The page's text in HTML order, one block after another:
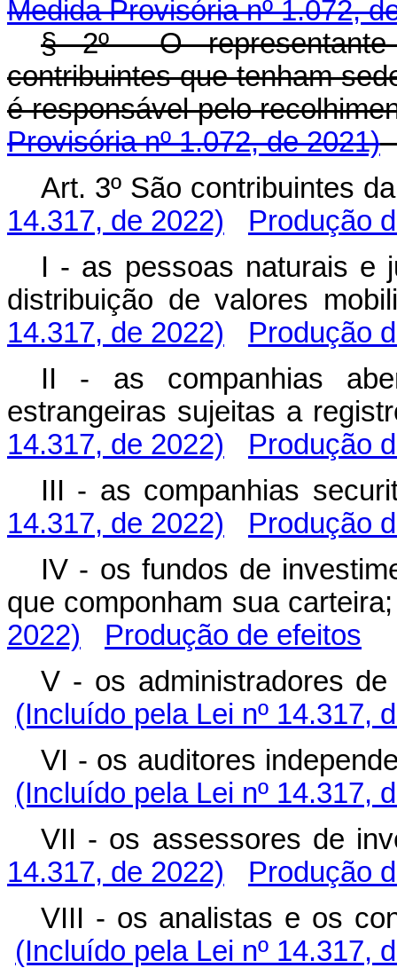
Medida Provisória nº 1.072,
§ 2º O representante
contribuintes que tenham
é responsável pelo
Provisória nº 1.072, de 2021)
Art. 3º São contribuintes
14.317, de 2022)
Produção
I - as pessoas naturais e
distribuição de valores
14.317, de 2022)
Produção
II - as companhias
estrangeiras sujeitas a
14.317, de 2022)
Produção
III - as companhias
14.317, de 2022)
Produção
IV - os fundos de
que componham sua
2022)
Produção de efeitos
V - os administradores
(Incluído pela Lei nº 14.317,
VI - os auditores
(Incluído pela Lei nº 14.317,
VII - os assessores de
14.317, de 2022)
Produção
VIII - os analistas e os
(Incluído pela Lei nº 14.317,